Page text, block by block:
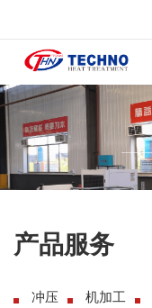
产品服务
冲压 机加工